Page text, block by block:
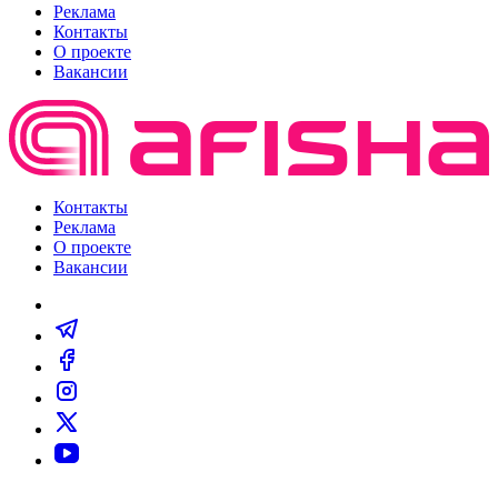
Реклама
Контакты
О проекте
Вакансии
Контакты
Реклама
О проекте
Вакансии